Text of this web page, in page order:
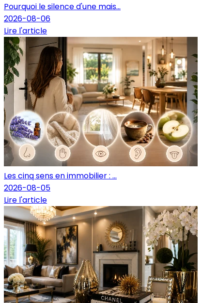
Pourquoi le silence d'une mais...
2026-08-06
Lire l'article
Les cinq sens en immobilier : ...
2026-08-05
Lire l'article